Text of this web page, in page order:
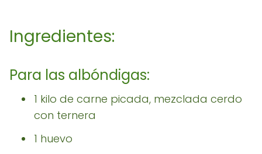
Ingredientes:
Para las albóndigas:
1 kilo de carne picada, mezclada cerdo
con ternera
1 huevo